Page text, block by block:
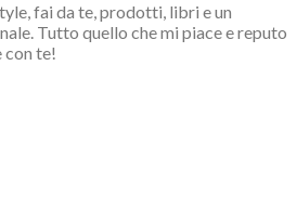
fai da te, prodotti, libri e un
Tutto quello che mi piace e reputo
con te!